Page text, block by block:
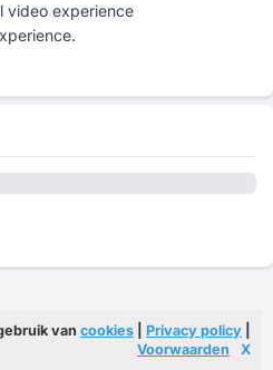
video experience
van cookies Privacy policy
Voorwaarden
X